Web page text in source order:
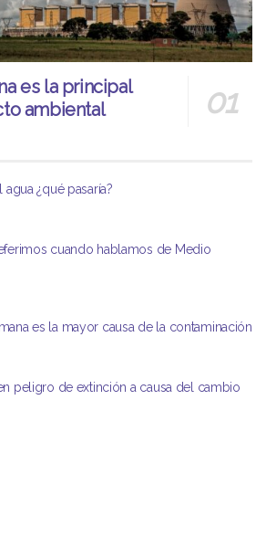
es la principal
ambiental
agua ¿qué pasaría?
cuando hablamos de Medio
es la mayor causa de la contaminación
peligro de extinción a causa del cambio